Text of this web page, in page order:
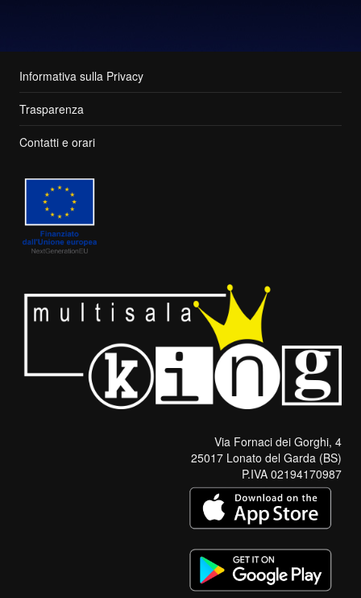
Informativa sulla Privacy
Trasparenza
Contatti e orari
Via Fornaci dei Gorghi, 4
25017 Lonato del Garda (BS)
P.IVA 02194170987